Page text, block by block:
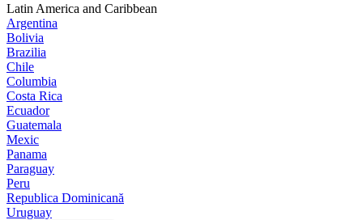
Latin America and Caribbean
Argentina
Bolivia
Brazilia
Chile
Columbia
Costa Rica
Ecuador
Guatemala
Mexic
Panama
Paraguay
Peru
Republica Dominicană
Uruguay